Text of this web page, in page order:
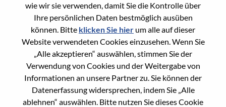
wie wir sie verwenden, damit Sie die Kontrolle über
Ihre persönlichen Daten bestmöglich ausüben
können. Bitte klicken Sie hier um alle auf dieser
Website verwendeten Cookies einzusehen. Wenn Sie
„Alle akzeptieren“ auswählen, stimmen Sie der
Verwendung von Cookies und der Weitergabe von
Informationen an unsere Partner zu. Sie können der
Datenerfassung widersprechen, indem Sie „Alle
ablehnen“ auswählen. Bitte nutzen Sie dieses Cookie
Enter the email address associated with your
account, then click "Continue".
We will email you a link to reset your
password.
E-mail*